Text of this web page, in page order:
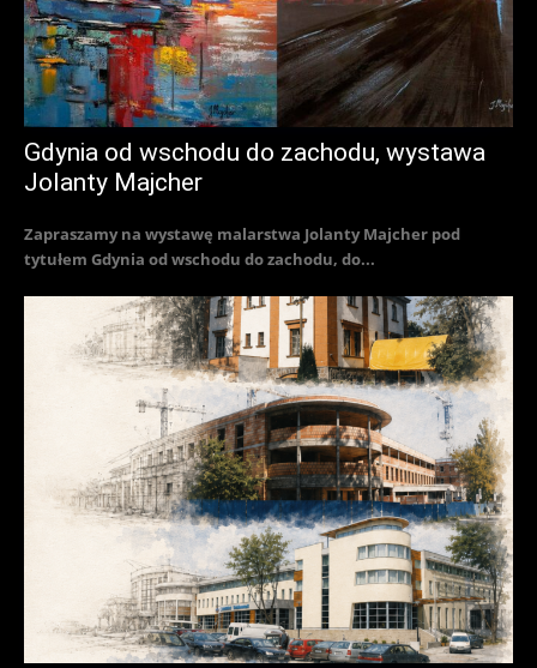
Gdynia od wschodu do zachodu, wystawa
Jolanty Majcher
Zapraszamy na wystawę malarstwa Jolanty Majcher pod
tytułem Gdynia od wschodu do zachodu, do...